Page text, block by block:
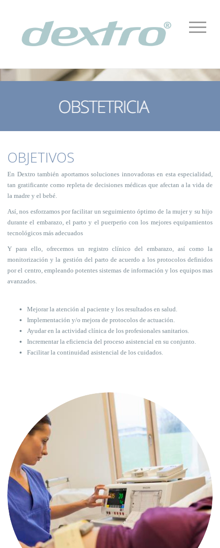
OBJETIVOS
En Dextro también aportamos soluciones innovadoras en esta especialidad,
tan gratificante como repleta de decisiones médicas que afectan a la vida de
la madre y el bebé.
Así, nos esforzamos por facilitar un seguimiento óptimo de la mujer y su hijo
durante el embarazo, el parto y el puerperio con los mejores equipamientos
tecnológicos más adecuados
Y para ello, ofrecemos un registro clínico del embarazo, así como la
monitorización y la gestión del parto de acuerdo a los protocolos definidos
por el centro, empleando potentes sistemas de información y los equipos mas
avanzados.
Mejorar la atención al paciente y los resultados en salud.
Implementación y/o mejora de protocolos de actuación.
Ayudar en la actividad clínica de los profesionales sanitarios.
Incrementar la eficiencia del proceso asistencial en su conjunto.
Facilitar la continuidad asistencial de los cuidados.